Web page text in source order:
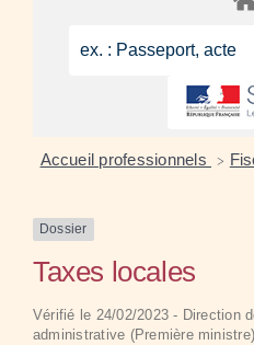
Accueil professionnels >
Dossier
Taxes locales
Vérifié le 24/02/2023 - Direction
administrative (Première ministre)